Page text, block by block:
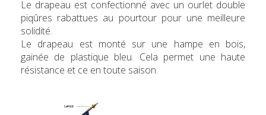
Le drapeau est confectionné avec un ourlet double
piqûres rabattues au pourtour pour une meilleure
solidité.
Le drapeau est monté sur une hampe en bois,
gainée de plastique bleu. Cela permet une haute
résistance et ce en toute saison.